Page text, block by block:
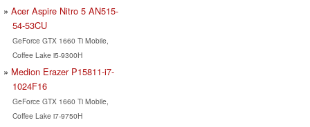
Acer Aspire Nitro 5 AN515-
54-53CU
GeForce GTX 1660 Ti Mobile,
Coffee Lake i5-9300H
Medion Erazer P15811-i7-
1024F16
GeForce GTX 1660 Ti Mobile,
Coffee Lake i7-9750H